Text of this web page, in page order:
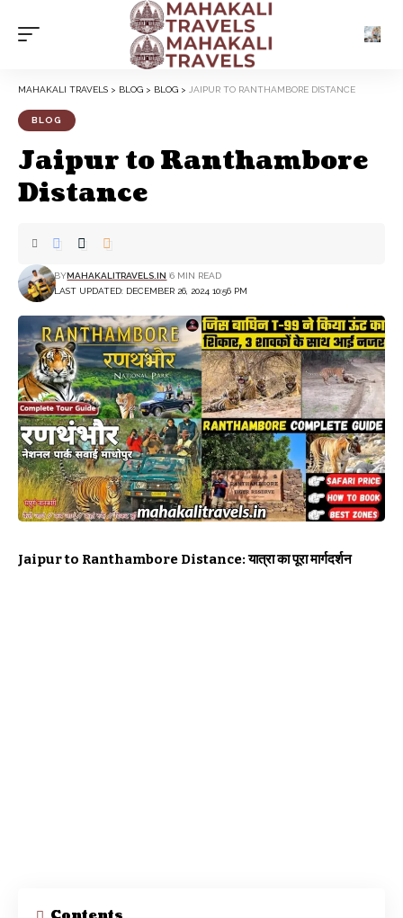
MAHAKALI TRAVELS > BLOG > BLOG > JAIPUR TO RANTHAMBORE DISTANCE
BLOG
Jaipur to Ranthambore
Distance
LAST UPDATED: DECEMBER 26, 2024 10:56 PM
BYMAHAKALITRAVELS.IN 6 MIN READ
Jaipur to Ranthambore Distance: यात्रा का पूरा मार्गदर्शन